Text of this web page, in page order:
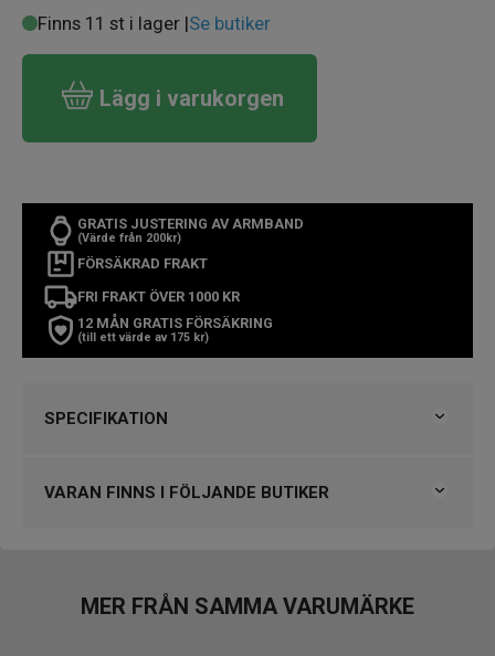
Finns 11 st i lager |Se butiker
Lägg i varukorgen
GRATIS JUSTERING AV ARMBAND
(Värde från 200kr)
FÖRSÄKRAD FRAKT
FRI FRAKT ÖVER 1000 KR
12 MÅN GRATIS FÖRSÄKRING
(till ett värde av 175 kr)
SPECIFIKATION
Kollektion
Övriga Gant
Design
VARAN FINNS I FÖLJANDE BUTIKER
Klockmaster Gävle, Centrum
Klockmaster Helsingborg Väla Rydbergs Ur
MER FRÅN SAMMA VARUMÄRKE